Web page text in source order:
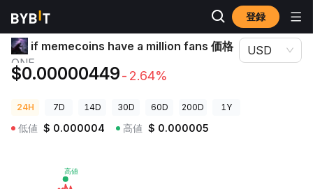
登録
暗号資産価格 if memecoins have a million fans 価格 ONE
if memecoins have a million fans 価格
ONE
$0.00000449-2.64%
USD
24H 7D 14D 30D 60D 200D 1Y
低値 $ 0.000004 高値 $ 0.000005